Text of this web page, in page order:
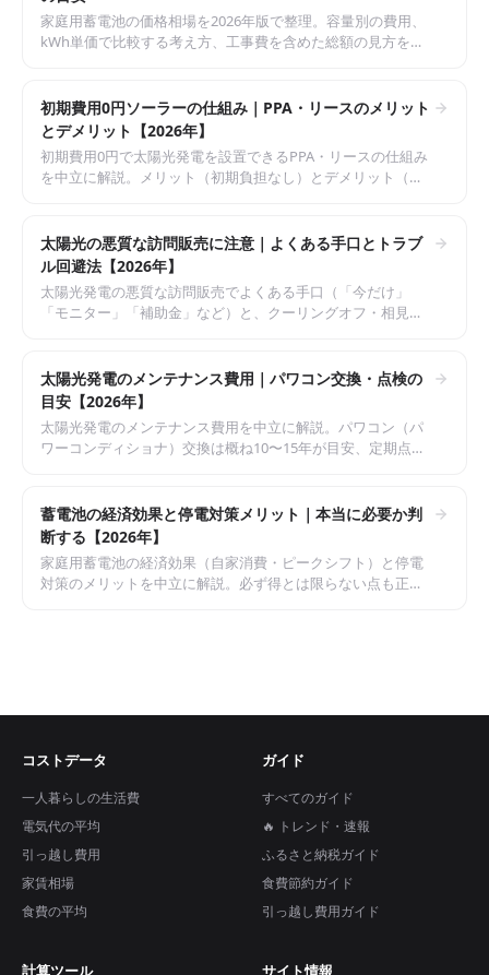
家庭用蓄電池の価格相場を2026年版で整理。容量別の費用、
kWh単価で比較する考え方、工事費を含めた総額の見方を中
初期費用0円ソーラーの仕組み｜PPA・リースのメリット
とデメリット【2026年】
初期費用0円で太陽光発電を設置できるPPA・リースの仕組み
を中立に解説。メリット（初期負担なし）とデメリット（総
太陽光の悪質な訪問販売に注意｜よくある手口とトラブ
ル回避法【2026年】
太陽光発電の悪質な訪問販売でよくある手口（「今だけ」
「モニター」「補助金」など）と、クーリングオフ・相見積
太陽光発電のメンテナンス費用｜パワコン交換・点検の
目安【2026年】
太陽光発電のメンテナンス費用を中立に解説。パワコン（パ
ワーコンディショナ）交換は概ね10〜15年が目安、定期点検
蓄電池の経済効果と停電対策メリット｜本当に必要か判
断する【2026年】
家庭用蓄電池の経済効果（自家消費・ピークシフト）と停電
対策のメリットを中立に解説。必ず得とは限らない点も正直
コストデータ
一人暮らしの生活費
電気代の平均
引っ越し費用
家賃相場
食費の平均
ガイド
すべてのガイド
🔥 トレンド・速報
ふるさと納税ガイド
食費節約ガイド
引っ越し費用ガイド
計算ツール サイト情報